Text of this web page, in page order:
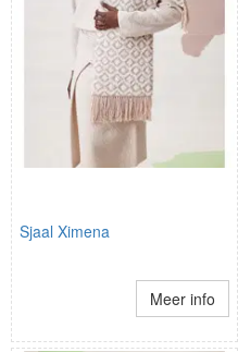
Sjaal Ximena
Meer info